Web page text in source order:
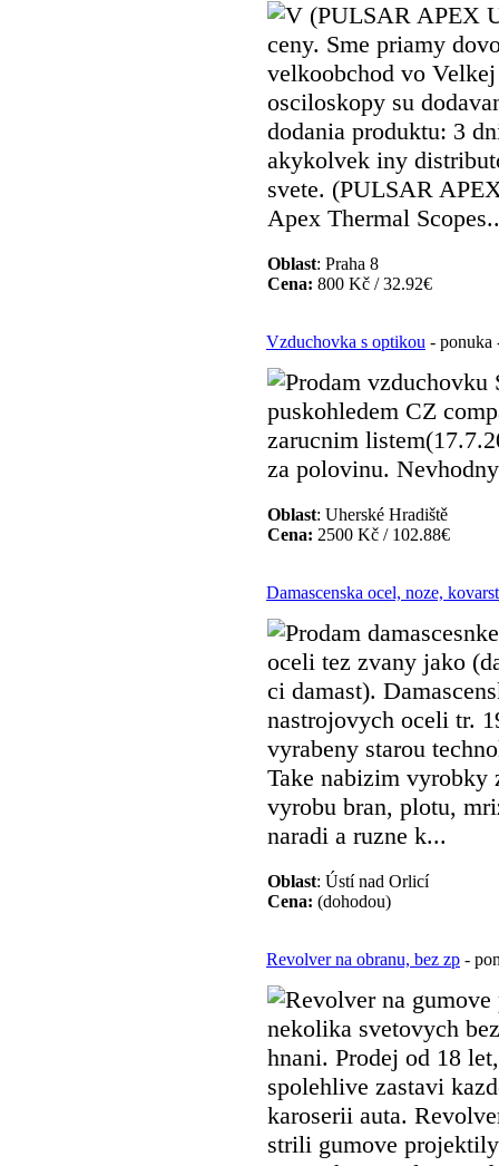
V (PULSAR APEX
ceny. Sme priamy
velkoobchod vo
osciloskopy su
dodania produktu: 3
akykolvek iny
svete. (PULSAR
Apex Thermal
Oblast: Praha 8
Cena: 800 Kč / 32.92€
Vzduchovka s optikou - ponuka
Prodam vzduchovku
puskohledem CZ
zarucnim
za polovinu.
Oblast: Uherské Hradiště
Cena: 2500 Kč / 102.88€
Damascenska ocel, noze,
Prodam
oceli tez zvany jako
ci damast).
nastrojovych oceli tr.
vyrabeny starou
Take nabizim vyrobky
vyrobu bran, plotu,
naradi a ruzne k...
Oblast: Ústí nad Orlicí
Cena: (dohodou)
Revolver na obranu, bez zp -
Revolver na
nekolika svetovych
hnani. Prodej od 18
spolehlive zastavi
karoserii auta.
strili gumove